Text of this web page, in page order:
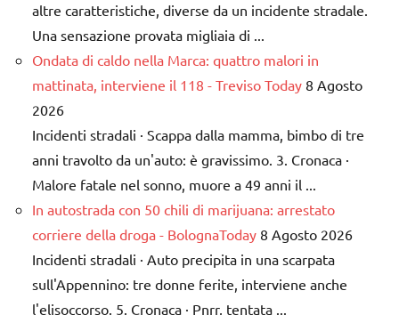
altre caratteristiche, diverse da un incidente stradale.
Una sensazione provata migliaia di ...
Ondata di caldo nella Marca: quattro malori in
mattinata, interviene il 118 - Treviso Today 8 Agosto
2026
Incidenti stradali · Scappa dalla mamma, bimbo di tre
anni travolto da un'auto: è gravissimo. 3. Cronaca ·
Malore fatale nel sonno, muore a 49 anni il ...
In autostrada con 50 chili di marijuana: arrestato
corriere della droga - BolognaToday 8 Agosto 2026
Incidenti stradali · Auto precipita in una scarpata
sull'Appennino: tre donne ferite, interviene anche
l'elisoccorso. 5. Cronaca · Pnrr, tentata ...